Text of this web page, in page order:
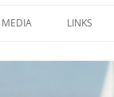
MEDIA LINKS